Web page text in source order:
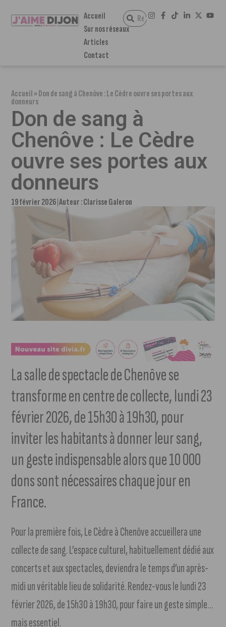
Accueil
Sur nos réseaux
Articles
Contact
Accueil»Don de sang à Chenôve : Le Cèdre ouvre ses portes aux
donneurs
Don de sang à
Chenôve : Le Cèdre
ouvre ses portes aux
donneurs
19 février 2026 Auteur :Clarisse Galeron
La salle de spectacle de Chenôve se
transforme en centre de collecte, lundi 23
février 2026, de 15h30 à 19h30, pour
inviter les habitants à donner leur sang,
un geste indispensable alors que 10 000
dons sont nécessaires chaque jour en
France.
Pour la première fois, Le Cèdre à Chenôve accueillera une
collecte de sang. L’espace culturel, habituellement dédié aux
concerts et aux spectacles, deviendra le temps d’un après-
midi un véritable lieu de solidarité. Rendez-vous le lundi 23
février 2026, de 15h30 à 19h30, pour faire un geste simple…
mais essentiel.